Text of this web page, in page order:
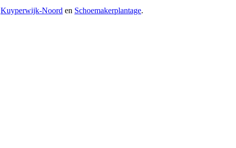
Kuyperwijk-Noord en Schoemakerplantage.